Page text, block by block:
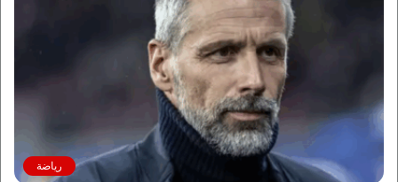
رياضة